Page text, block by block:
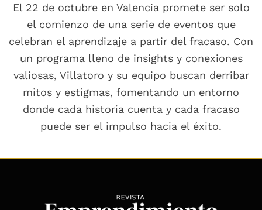
El 22 de octubre en Valencia promete ser solo
el comienzo de una serie de eventos que
celebran el aprendizaje a partir del fracaso. Con
un programa lleno de insights y conexiones
valiosas, Villatoro y su equipo buscan derribar
mitos y estigmas, fomentando un entorno
donde cada historia cuenta y cada fracaso
puede ser el impulso hacia el éxito.